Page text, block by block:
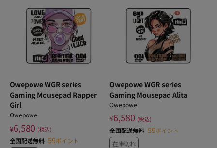
Owepowe WGR series
Gaming Mousepad Rapper
Girl
Owepowe
¥6,580 (税込)
全国配送無料 59ポイント
Owepowe WGR series
Gaming Mousepad Alita
Owepowe
¥6,580 (税込)
全国配送無料 59ポイント
在庫切れ